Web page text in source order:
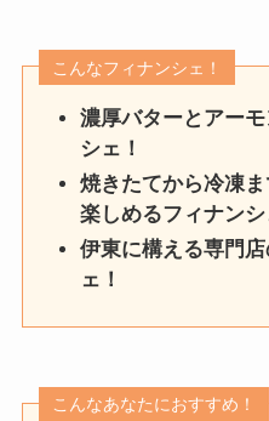
こんなフィナンシェ！
濃厚バターとアー
シェ！
焼きたてから冷凍
楽しめるフィナンシ
伊東に構える専門
ェ！
こんなあなたにおすすめ！